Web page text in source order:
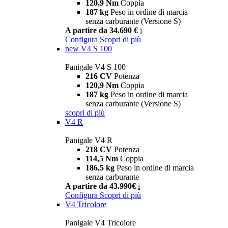
120,9 Nm Coppia
187 kg Peso in ordine di marcia
senza carburante (Versione S)
A partire da 34.690 € i
Configura Scopri di più
new V4 S 100
Panigale V4 S 100
216 CV Potenza
120,9 Nm Coppia
187 kg Peso in ordine di marcia
senza carburante (Versione S)
scopri di più
V4 R
Panigale V4 R
218 CV Potenza
114,5 Nm Coppia
186,5 kg Peso in ordine di marcia
senza carburante
A partire da 43.990€ i
Configura Scopri di più
V4 Tricolore
Panigale V4 Tricolore